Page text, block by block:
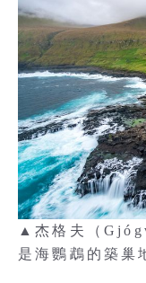
▲杰格夫（
是海鸚鵡的築